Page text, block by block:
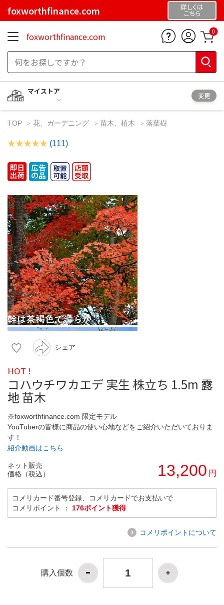
foxworthfinance.com 詳しくは
こちら
foxworthfinance.com 0
マイストア
変更
TOP 花、ガーデニング 苗木、植木 落葉樹
(111)
シェア
HOT !
コハウチワカエデ 実生 株立ち 1.5m 露
地 苗木
※foxworthfinance.com 限定モデル
YouTuberの皆様に商品の使い心地などをご紹介いただいておりま
す！
紹介動画はこちら
ネット販売
価格（税込）
13,200 円
コメリカード番号登録、コメリカードでお支払いで
コメリポイント ： 176ポイント獲得
コメリポイントについて
購入個数